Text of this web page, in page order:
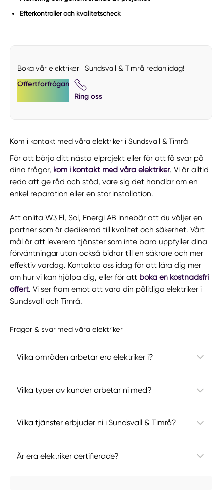
Efterkontroller och kvalitetscheck
Boka vår elektriker i Sundsvall & Timrå redan idag!
Offertförfrågan
Ring oss
Kom i kontakt med våra elektriker i Sundsvall & Timrå
För att börja ditt nästa elprojekt eller för att få svar på
dina frågor, kom i kontakt med våra elektriker. Vi är alltid
redo att ge råd och stöd, vare sig det handlar om en
enkel reparation eller en stor installation.
Att anlita W3 El, Sol, Energi AB innebär att du väljer en
partner som är dedikerad till kvalitet och säkerhet. Vårt
mål är att leverera tjänster som inte bara uppfyller dina
förväntningar utan också bidrar till en säkrare och mer
effektiv vardag. Kontakta oss idag för att lära dig mer
om hur vi kan hjälpa dig, eller för att boka en kostnadsfri
offert. Vi ser fram emot att vara din pålitliga elektriker i
Sundsvall och Timrå.
Frågor & svar med våra elektriker
Vilka områden arbetar era elektriker i?
Vilka typer av kunder arbetar ni med?
Vilka tjänster erbjuder ni i Sundsvall & Timrå?
Är era elektriker certifierade?